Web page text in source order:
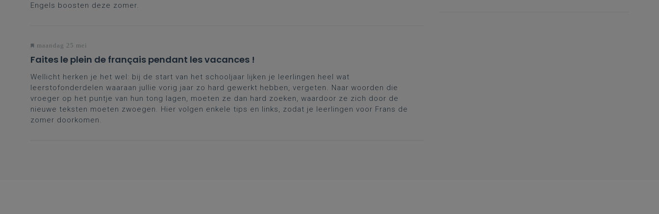
Engels boosten deze zomer.
maandag 25 mei
Faites le plein de français pendant les vacances !
Wellicht herken je het wel: bij de start van het schooljaar lijken je leerlingen heel wat
leerstofonderdelen waaraan jullie vorig jaar zo hard gewerkt hebben, vergeten. Naar woorden die
vroeger op het puntje van hun tong lagen, moeten ze dan hard zoeken, waardoor ze zich door de
nieuwe teksten moeten zwoegen. Hier volgen enkele tips en links, zodat je leerlingen voor Frans de
zomer doorkomen.